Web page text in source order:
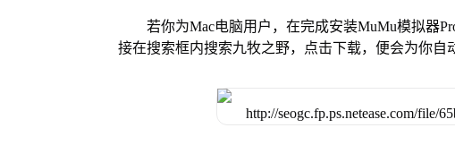
若你为Mac电脑用户，在完成安装MuMu模拟器
接在搜索框内搜索九牧之野，点击下载，便会为你自